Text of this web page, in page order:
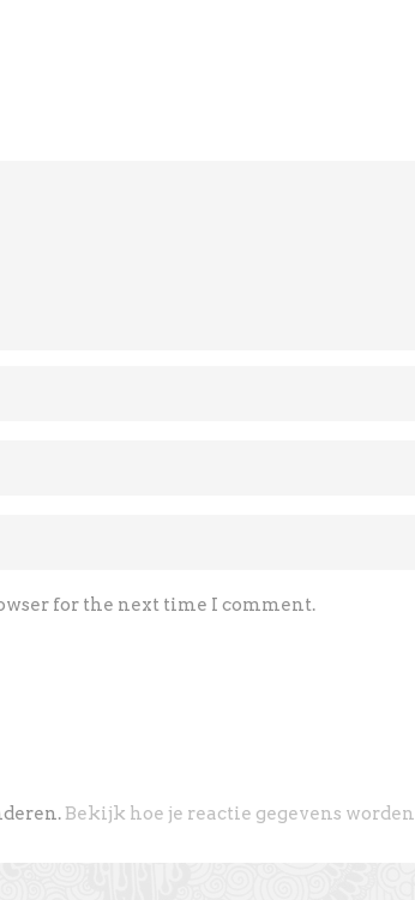
for the next time I comment.
Bekijk hoe je reactie gegevens worden